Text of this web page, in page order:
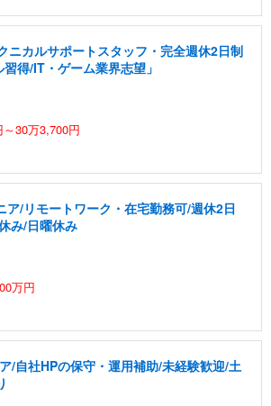
ニカルサポートスタッフ・完全週休2日制
習得/IT・ゲーム業界志望」
30万3,700円
ア/リモートワーク・在宅勤務可/週休2日
み/日曜休み
万円
/自社HPの保守・運用補助/未経験歓迎/土